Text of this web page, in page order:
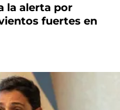
la alerta por
fuertes en